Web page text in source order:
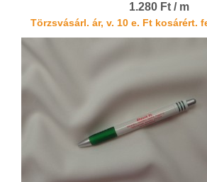
1.280 Ft / m
Törzsvásárl. ár, v. 10 e. Ft kosárért.